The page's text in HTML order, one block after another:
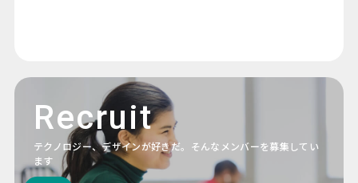
Recruit
テクノロジー、デザインが好きだ。そんなメンバーを募集してい
ます